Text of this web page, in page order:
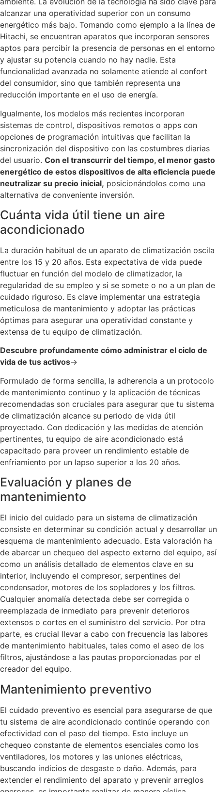
alcanzar una operatividad superior con un consumo
energético más bajo. Tomando como ejemplo a la línea de
Hitachi, se encuentran aparatos que incorporan sensores
aptos para percibir la presencia de personas en el entorno
y ajustar su potencia cuando no hay nadie. Esta
funcionalidad avanzada no solamente atiende al confort
del consumidor, sino que también representa una
reducción importante en el uso de energía.
Igualmente, los modelos más recientes incorporan
sistemas de control, dispositivos remotos o apps con
opciones de programación intuitivas que facilitan la
sincronización del dispositivo con las costumbres diarias
del usuario. Con el transcurrir del tiempo, el menor gasto
energético de estos dispositivos de alta eficiencia puede
neutralizar su precio inicial, posicionándolos como una
alternativa de conveniente inversión.
Cuánta vida útil tiene un aire
acondicionado
La duración habitual de un aparato de climatización oscila
entre los 15 y 20 años. Esta expectativa de vida puede
fluctuar en función del modelo de climatizador, la
regularidad de su empleo y si se somete o no a un plan de
cuidado riguroso. Es clave implementar una estrategia
meticulosa de mantenimiento y adoptar las prácticas
óptimas para asegurar una operatividad constante y
extensa de tu equipo de climatización.
Descubre profundamente cómo administrar el ciclo de
vida de tus activos→
Formulado de forma sencilla, la adherencia a un protocolo
de mantenimiento continuo y la aplicación de técnicas
recomendadas son cruciales para asegurar que tu sistema
de climatización alcance su periodo de vida útil
proyectado. Con dedicación y las medidas de atención
pertinentes, tu equipo de aire acondicionado está
capacitado para proveer un rendimiento estable de
enfriamiento por un lapso superior a los 20 años.
Evaluación y planes de
mantenimiento
El inicio del cuidado para un sistema de climatización
consiste en determinar su condición actual y desarrollar un
esquema de mantenimiento adecuado. Esta valoración ha
de abarcar un chequeo del aspecto externo del equipo, así
como un análisis detallado de elementos clave en su
interior, incluyendo el compresor, serpentines del
condensador, motores de los sopladores y los filtros.
Cualquier anomalía detectada debe ser corregida o
reemplazada de inmediato para prevenir deterioros
extensos o cortes en el suministro del servicio. Por otra
parte, es crucial llevar a cabo con frecuencia las labores
de mantenimiento habituales, tales como el aseo de los
filtros, ajustándose a las pautas proporcionadas por el
creador del equipo.
Mantenimiento preventivo
El cuidado preventivo es esencial para asegurarse de que
tu sistema de aire acondicionado continúe operando con
efectividad con el paso del tiempo. Esto incluye un
chequeo constante de elementos esenciales como los
ventiladores, los motores y las uniones eléctricas,
buscando indicios de desgaste o daño. Además, para
extender el rendimiento del aparato y prevenir arreglos